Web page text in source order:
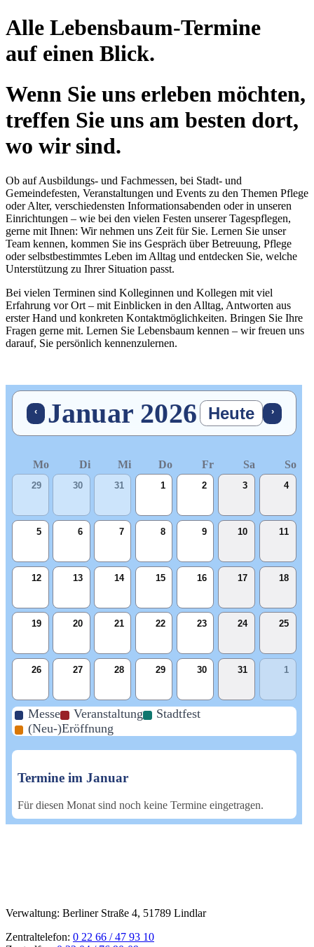
Alle Lebensbaum-Termine
auf einen Blick.
Wenn Sie uns erleben möchten,
treffen Sie uns am besten dort,
wo wir sind.
Ob auf Ausbildungs- und Fachmessen, bei Stadt- und
Gemeindefesten, Veranstaltungen und Events zu den Themen Pflege
oder Alter, verschiedensten Informationsabenden oder in unseren
Einrichtungen – wie bei den vielen Festen unserer Tagespflegen,
gerne mit Ihnen: Wir nehmen uns Zeit für Sie. Lernen Sie unser
Team kennen, kommen Sie ins Gespräch über Betreuung, Pflege
oder selbstbestimmtes Leben im Alltag und entdecken Sie, welche
Unterstützung zu Ihrer Situation passt.
Bei vielen Terminen sind Kolleginnen und Kollegen mit viel
Erfahrung vor Ort – mit Einblicken in den Alltag, Antworten aus
erster Hand und konkreten Kontaktmöglichkeiten. Bringen Sie Ihre
Fragen gerne mit. Lernen Sie Lebensbaum kennen – wir freuen uns
darauf, Sie persönlich kennenzulernen.
‹ Januar 2026 Heute ›
Kalenderansicht
Mo Di Mi Do Fr Sa So
29 30 31 1 2 3 4
5 6 7 8 9 10 11
12 13 14 15 16 17 18
19 20 21 22 23 24 25
26 27 28 29 30 31 1
Messe Veranstaltung
Stadtfest
(Neu-)Eröffnung
Termine im Januar
Für diesen Monat sind noch keine Termine eingetragen.
Verwaltung: Berliner Straße 4, 51789 Lindlar
Zentraltelefon: 0 22 66 / 47 93 10